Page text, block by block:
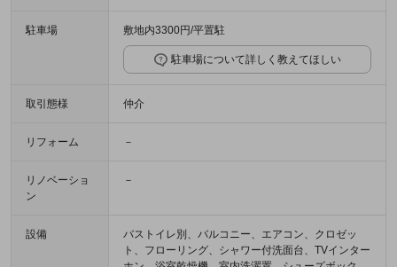
駐車場 敷地内3300円/平置駐
駐車場について詳しく教えてほしい
取引態様 仲介
リフォーム －
リノベーショ
ン
－
設備
バストイレ別、バルコニー、エアコン、クロゼッ
ト、フローリング、シャワー付洗面台、TVインター